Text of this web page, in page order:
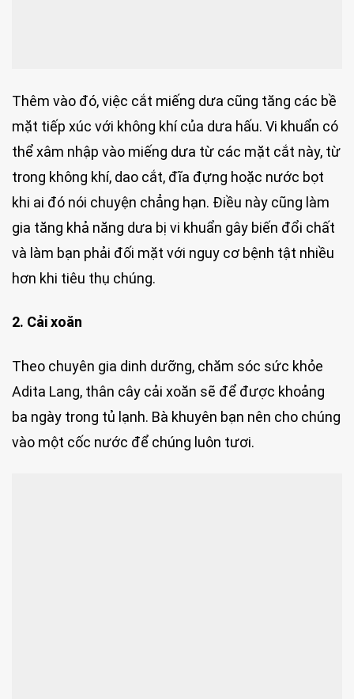
Thêm vào đó, việc cắt miếng dưa cũng tăng các bề
mặt tiếp xúc với không khí của dưa hấu. Vi khuẩn có
thể xâm nhập vào miếng dưa từ các mặt cắt này, từ
trong không khí, dao cắt, đĩa đựng hoặc nước bọt
khi ai đó nói chuyện chẳng hạn. Điều này cũng làm
gia tăng khả năng dưa bị vi khuẩn gây biến đổi chất
và làm bạn phải đối mặt với nguy cơ bệnh tật nhiều
hơn khi tiêu thụ chúng.
2. Cải xoăn
Theo chuyên gia dinh dưỡng, chăm sóc sức khỏe
Adita Lang, thân cây cải xoăn sẽ để được khoảng
ba ngày trong tủ lạnh. Bà khuyên bạn nên cho chúng
vào một cốc nước để chúng luôn tươi.